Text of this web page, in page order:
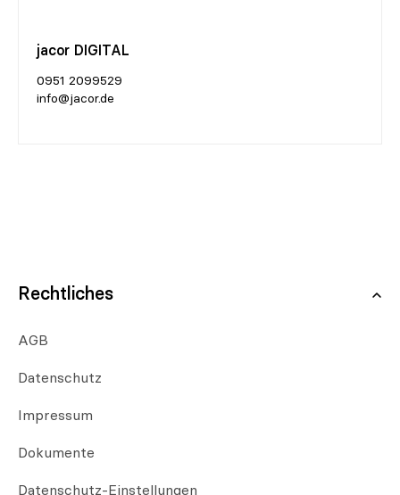
jacor DIGITAL
0951 2099529
info@jacor.de
Rechtliches
AGB
Datenschutz
Impressum
Dokumente
Datenschutz-Einstellungen